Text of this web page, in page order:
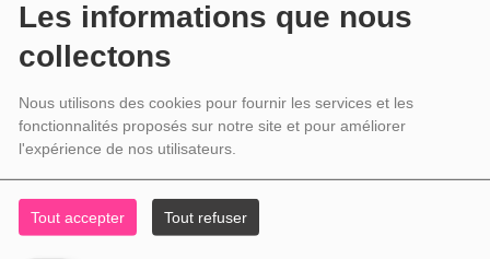
Les informations que nous
collectons
Nous utilisons des cookies pour fournir les services et les
fonctionnalités proposés sur notre site et pour améliorer
l'expérience de nos utilisateurs.
Tout accepter Tout refuser